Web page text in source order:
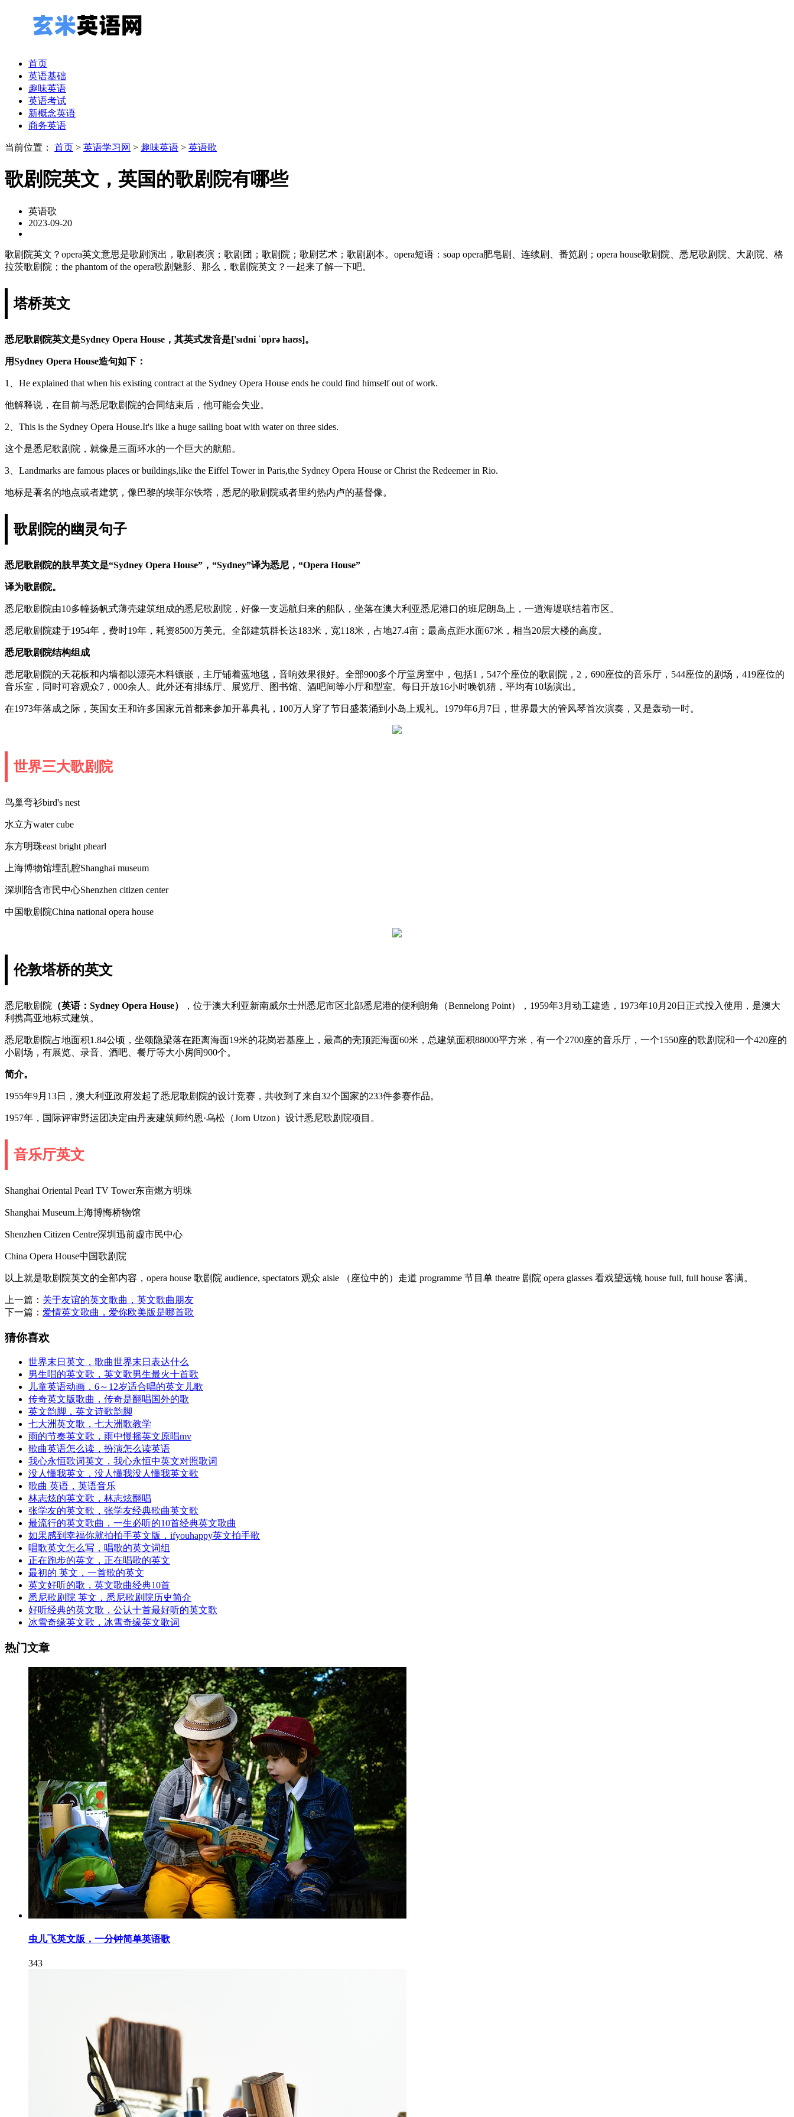
首页
英语基础
趣味英语
英语考试
新概念英语
商务英语
当前位置： 首页 > 英语学习网 > 趣味英语 > 英语歌
歌剧院英文，英国的歌剧院有哪些
英语歌
2023-09-20
歌剧院英文？opera英文意思是歌剧演出，歌剧表演；歌剧团；歌剧院；歌剧艺术；歌剧剧本。opera短语：soap opera肥皂剧、连续剧、番笕剧；opera house歌剧院、悉尼歌剧院、大剧院、格
拉茨歌剧院；the phantom of the opera歌剧魅影、那么，歌剧院英文？一起来了解一下吧。
塔桥英文
悉尼歌剧院英文是Sydney Opera House，其英式发音是['sɪdni ˈɒprə haʊs]。
用Sydney Opera House造句如下：
1、He explained that when his existing contract at the Sydney Opera House ends he could find himself out of work.
他解释说，在目前与悉尼歌剧院的合同结束后，他可能会失业。
2、This is the Sydney Opera House.It's like a huge sailing boat with water on three sides.
这个是悉尼歌剧院，就像是三面环水的一个巨大的航船。
3、Landmarks are famous places or buildings,like the Eiffel Tower in Paris,the Sydney Opera House or Christ the Redeemer in Rio.
地标是著名的地点或者建筑，像巴黎的埃菲尔铁塔，悉尼的歌剧院或者里约热内卢的基督像。
歌剧院的幽灵句子
悉尼歌剧院的肢早英文是“Sydney Opera House”，“Sydney”译为悉尼，“Opera House”
译为歌剧院。
悉尼歌剧院由10多幢扬帆式薄壳建筑组成的悉尼歌剧院，好像一支远航归来的船队，坐落在澳大利亚悉尼港口的班尼朗岛上，一道海堤联结着市区。
悉尼歌剧院建于1954年，费时19年，耗资8500万美元。全部建筑群长达183米，宽118米，占地27.4亩；最高点距水面67米，相当20层大楼的高度。
悉尼歌剧院结构组成
悉尼歌剧院的天花板和内墙都以漂亮木料镶嵌，主厅铺着蓝地毯，音响效果很好。全部900多个厅堂房室中，包括1，547个座位的歌剧院，2，690座位的音乐厅，544座位的剧场，419座位的
音乐室，同时可容观众7，000余人。此外还有排练厅、展览厅、图书馆、酒吧间等小厅和型室。每日开放16小时唤饥猜，平均有10场演出。
在1973年落成之际，英国女王和许多国家元首都来参加开幕典礼，100万人穿了节日盛装涌到小岛上观礼。1979年6月7日，世界最大的管风琴首次演奏，又是轰动一时。
世界三大歌剧院
鸟巢弯衫bird's nest
水立方water cube
东方明珠east bright phearl
上海博物馆埋乱腔Shanghai museum
深圳陪含市民中心Shenzhen citizen center
中国歌剧院China national opera house
伦敦塔桥的英文
悉尼歌剧院 （英语：Sydney Opera House）
，位于澳大利亚新南威尔士州悉尼市区北部悉尼港的便利朗角（Bennelong Point），1959年3月动工建造，1973年10月20日正式投入使用，是澳大
利携高亚地标式建筑。
悉尼歌剧院占地面积1.84公顷，坐颂隐梁落在距离海面19米的花岗岩基座上，最高的壳顶距海面60米，总建筑面积88000平方米，有一个2700座的音乐厅，一个1550座的歌剧院和一个420座的
小剧场，有展览、录音、酒吧、餐厅等大小房间900个。
简介。
1955年9月13日，澳大利亚政府发起了悉尼歌剧院的设计竞赛，共收到了来自32个国家的233件参赛作品。
1957年，国际评审野运团决定由丹麦建筑师约恩·乌松（Jorn Utzon）设计悉尼歌剧院项目。
音乐厅英文
Shanghai Oriental Pearl TV Tower东亩燃方明珠
Shanghai Museum上海博悔桥物馆
Shenzhen Citizen Centre深圳迅前虚市民中心
China Opera House中国歌剧院
以上就是歌剧院英文的全部内容，opera house 歌剧院 audience, spectators 观众 aisle （座位中的）走道 programme 节目单 theatre 剧院 opera glasses 看戏望远镜 house full, full house 客满。
上一篇： 关于友谊的英文歌曲，英文歌曲朋友
下一篇： 爱情英文歌曲，爱你欧美版是哪首歌
猜你喜欢
世界末日英文，歌曲世界末日表达什么
男生唱的英文歌，英文歌男生最火十首歌
儿童英语动画，6～12岁适合唱的英文儿歌
传奇英文版歌曲，传奇是翻唱国外的歌
英文韵脚，英文诗歌韵脚
七大洲英文歌，七大洲歌教学
雨的节奏英文歌，雨中慢摇英文原唱mv
歌曲英语怎么读，扮演怎么读英语
我心永恒歌词英文，我心永恒中英文对照歌词
没人懂我英文，没人懂我没人懂我英文歌
歌曲 英语，英语音乐
林志炫的英文歌，林志炫翻唱
张学友的英文歌，张学友经典歌曲英文歌
最流行的英文歌曲，一生必听的10首经典英文歌曲
如果感到幸福你就拍拍手英文版，ifyouhappy英文拍手歌
唱歌英文怎么写，唱歌的英文词组
正在跑步的英文，正在唱歌的英文
最初的 英文，一首歌的英文
英文好听的歌，英文歌曲经典10首
悉尼歌剧院 英文，悉尼歌剧院历史简介
好听经典的英文歌，公认十首最好听的英文歌
冰雪奇缘英文歌，冰雪奇缘英文歌词
热门文章
虫儿飞英文版，一分钟简单英语歌
343